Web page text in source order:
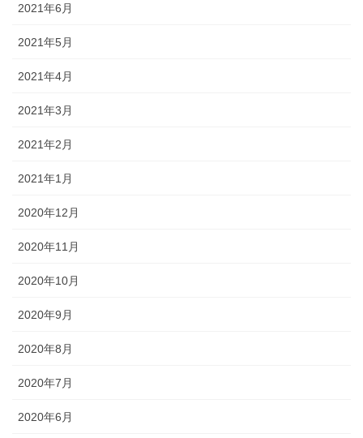
2021年6月
2021年5月
2021年4月
2021年3月
2021年2月
2021年1月
2020年12月
2020年11月
2020年10月
2020年9月
2020年8月
2020年7月
2020年6月